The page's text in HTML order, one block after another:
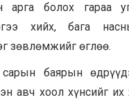
арга болох гараа
хийх, бага
зөвлөмжийг өглөө.
сарын баярын
авч хоол хүнсийг